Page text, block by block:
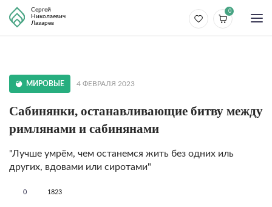
Сергей
Николаевич
Лазарев
0
МИРОВЫЕ 4 ФЕВРАЛЯ 2023
Сабинянки, останавливающие битву между
римлянами и сабинянами
"Лучше умрём, чем останемся жить без одних иль
других, вдовами или сиротами"
0 1823